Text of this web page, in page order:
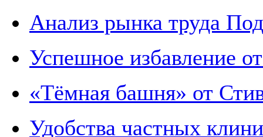
Анализ рынка труда
Успешное избавление
«Тёмная башня» от
Удобства частных